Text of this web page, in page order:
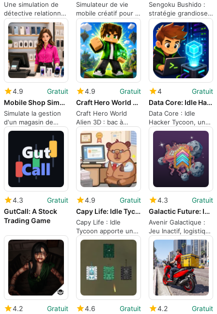
Une simulation de
détective relationnel
qui juge l'infidélité
sur Android
Simulateur de vie
mobile créatif pour la
conception d'avatar
et le jeu de rôle
Sengoku Bushido :
stratégie grandiose
axée sur les saisons,
profondeur tactique
sur Android
4.9
Gratuit
Mobile Shop Simulator: Tycoon
Simulate la gestion
d'un magasin de
téléphones
4.9
Gratuit
Craft Hero World Alien 3D
Craft Hero World
Alien 3D : bac à
sable voxel mobile
pour un jeu créatif
4
Gratuit
Data Core: Idle Hacker Tycoon
Data Core : Idle
Hacker Tycoon, un
idle cyberpunk avec
actives
4.3
Gratuit
GutCall: A Stock
Trading Game
4.9
Gratuit
Capy Life: Idle Tycoon
Capy Life : Idle
Tycoon apporte un
jeu de tycoon de
capybara confortable
sur Android
4.3
Gratuit
Galactic Future: Idle Game
Avenir Galactique :
Jeu Inactif, logistique
orbitale pour les
joueurs axés sur
l'échelle
4.2
Gratuit
4.6
Gratuit
4.2
Gratuit